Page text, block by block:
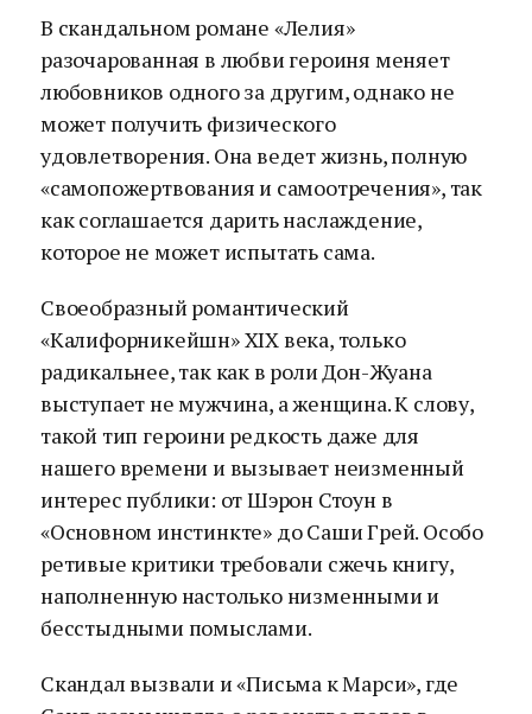
В скандальном романе «Лелия»
разочарованная в любви героиня меняет
любовников одного за другим, однако не
может получить физического
удовлетворения. Она ведет жизнь, полную
«самопожертвования и самоотречения», так
как соглашается дарить наслаждение,
которое не может испытать сама.
Своеобразный романтический
«Калифорникейшн» XIX века, только
радикальнее, так как в роли Дон-Жуана
выступает не мужчина, а женщина. К слову,
такой тип героини редкость даже для
нашего времени и вызывает неизменный
интерес публики: от Шэрон Стоун в
«Основном инстинкте» до Саши Грей. Особо
ретивые критики требовали сжечь книгу,
наполненную настолько низменными и
бесстыдными помыслами.
Скандал вызвали и «Письма к Марси», где